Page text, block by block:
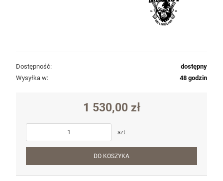
Dostępność:
dostępny
Wysyłka w:
48 godzin
1 530,00 zł
szt.
DO KOSZYKA